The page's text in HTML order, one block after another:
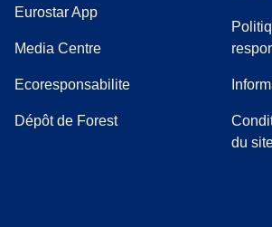
Eurostar App
Media Centre( Ouvre un nouvel onglet)
Ecoresponsabilite
Dépôt de Forest
du